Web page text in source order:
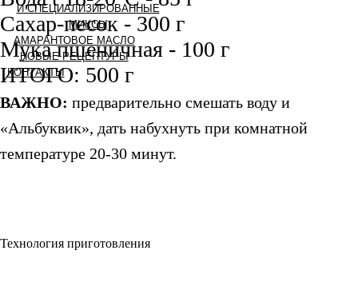
И СПЕЦИАЛИЗИРОВАННЫЕ
МИКСЫ
АМАРАНТОВОЕ МАСЛО
НОВЫЕ РЕЦЕПТУРЫ
КОНТАКТЫ
Сахар-песок - 300 г
Мука пшеничная - 100 г
ИТОГО: 500 г
ВАЖНО: предварительно смешать воду и
«Альбуквик», дать набухнуть при комнатной
температуре 20-30 минут.
Технология приготовления